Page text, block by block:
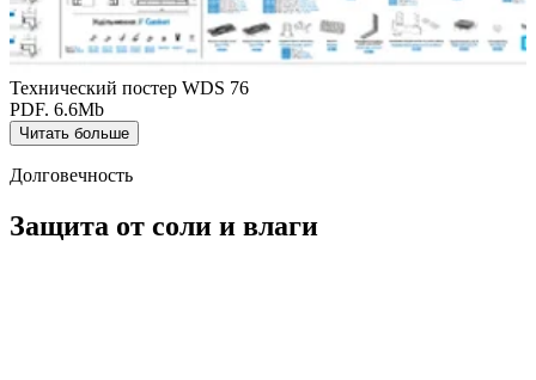
Технический постер WDS 76
PDF. 6.6Mb
Читать больше
Долговечность
Защита от соли и влаги